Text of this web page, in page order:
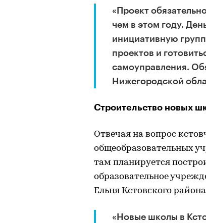
«Проект
чем в этом году.
инициативную
проектов и
самоуправления.
Нижегородской
Строительство новых
Отвечая на вопрос
общеобразовательных
там планируется
образовательное
Ельня Кстовского
«Новые школы в